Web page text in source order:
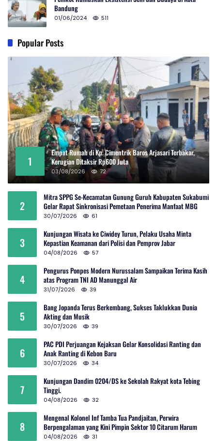
Bandung
01/06/2024 511
Popular Posts
1
Empat Rumah di Kp. Cimentrik Baros Arjasari Terbakar,
Kerugian Ditaksir Rp600 Juta
03/08/2026 72
2
Mitra SPPG Se-Kecamatan Gunung Guruh Kabupaten Sukabumi
Gelar Rapat Sinkronisasi Pemetaan Penerima Manfaat MBG
30/07/2026 61
3
Kunjungan Wisata ke Ciwidey Turun, Pelaku Usaha Minta
Kepastian Keamanan dari Polisi dan Pemprov Jabar
04/08/2026 57
4
Pengurus Ponpes Modern Nurussalam Sampaikan Terima Kasih
atas Program TNI AD Manunggal Air
31/07/2026 39
5
Bang Jopanda Terus Berkembang, Sukses Taklukkan Dunia
Akting dan Musik
30/07/2026 39
6
PAC PDI Perjuangan Kejaksan Gelar Konsolidasi Ranting dan
Anak Ranting di Kebon Baru
30/07/2026 34
7
Kunjungan Dandim 0204/DS ke Sekolah Rakyat kota Tebing
Tinggi.
04/08/2026 32
8
Mengenal Kolonel Inf Tamba Tua Pandjaitan, Perwira
Berpengalaman yang Kini Pimpin Sektor 10 Citarum Harum
04/08/2026 31